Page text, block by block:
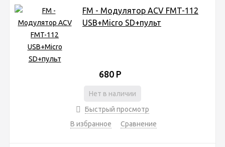
FM - Модулятор ACV FMT-112
USB+Micro SD+пульт
680 Р
Нет в наличии
Быстрый просмотр
В избранное
Сравнение